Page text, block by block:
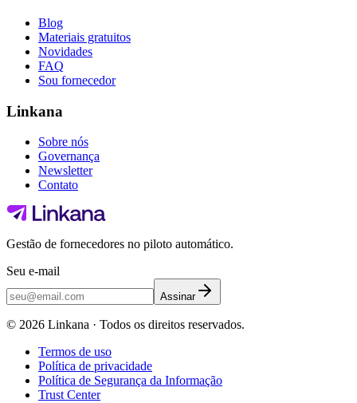
Blog
Materiais gratuitos
Novidades
FAQ
Sou fornecedor
Linkana
Sobre nós
Governança
Newsletter
Contato
Gestão de fornecedores no piloto automático.
Seu e-mail
Assinar
© 2026 Linkana · Todos os direitos reservados.
Termos de uso
Política de privacidade
Política de Segurança da Informação
Trust Center